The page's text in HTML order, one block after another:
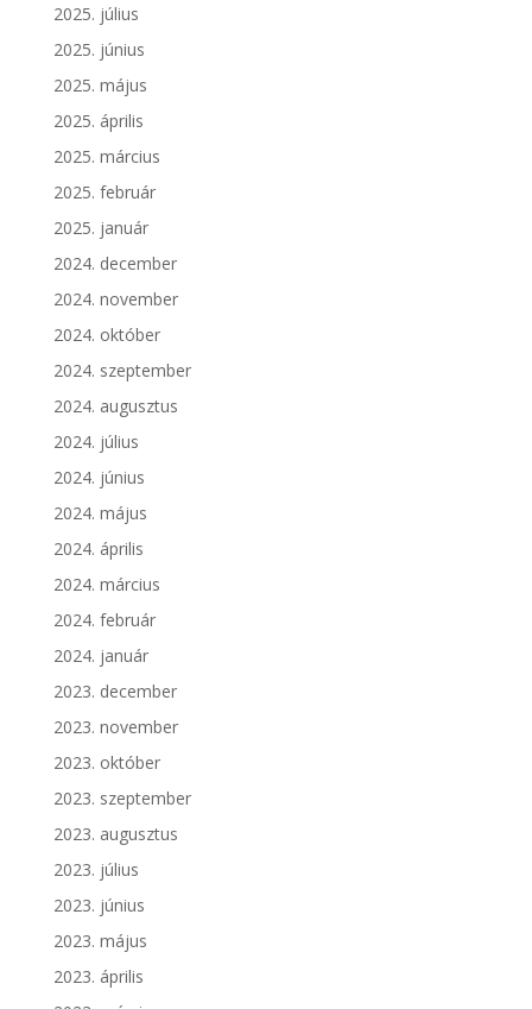
2025. július
2025. június
2025. május
2025. április
2025. március
2025. február
2025. január
2024. december
2024. november
2024. október
2024. szeptember
2024. augusztus
2024. július
2024. június
2024. május
2024. április
2024. március
2024. február
2024. január
2023. december
2023. november
2023. október
2023. szeptember
2023. augusztus
2023. július
2023. június
2023. május
2023. április